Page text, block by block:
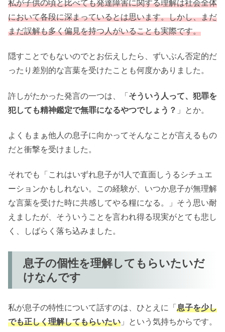
私が子供の頃と比べても発達障害に関する理解は社会全体
において各段に深まっているとは思います。しかし、まだ
まだ誤解も多く偏見を持つ人がいることも実際です。
隠すことでもないのでとお伝えしたら、ずいぶん否定的だ
ったり差別的な言葉を受けたことも何度かありました。
許しがたかった発言の一つは、「そういう人って、犯罪を
犯しても精神鑑定で無罪になるやつでしょう？ 」とか。
よくもまぁ他人の息子に向かってそんなことが言えるもの
だと衝撃を受けました。
それでも「これはいずれ息子が1人で直面しうるシチュエ
ーションかもしれない。この経験が、いつか息子が無理解
な言葉を受けた時に共感してやる糧になる。」そう思い耐
えましたが、そういうことを言われ得る現実がとても悲し
く、しばらく落ち込みました。
息子の個性を理解してもらいたいだ
けなんです
私が息子の特性について話すのは、ひとえに「息子を少し
でも正しく理解してもらいたい 」という気持ちからです。